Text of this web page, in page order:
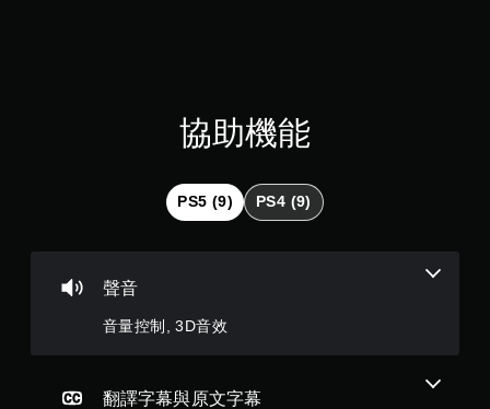
分
星
協助機能
PS5 (9) PS4 (9)
聲音
音量控制, 3D音效
翻譯字幕與原文字幕